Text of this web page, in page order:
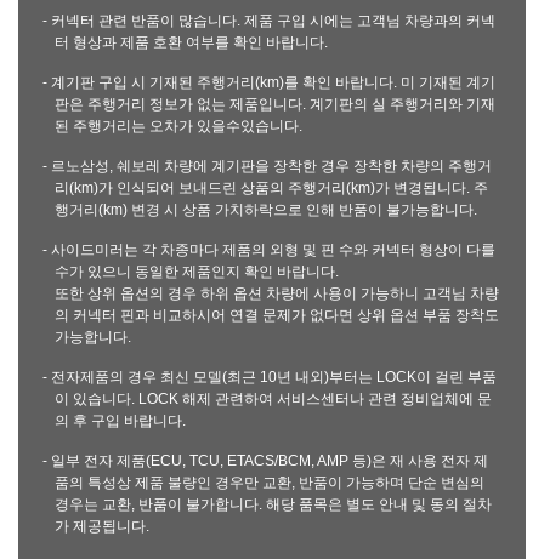
- 커넥터 관련 반품이 많습니다. 제품 구입 시에는 고객님 차량과의 커넥
터 형상과 제품 호환 여부를 확인 바랍니다.
- 계기판 구입 시 기재된 주행거리(km)를 확인 바랍니다. 미 기재된 계기
판은 주행거리 정보가 없는 제품입니다. 계기판의 실 주행거리와 기재
된 주행거리는 오차가 있을수있습니다.
- 르노삼성, 쉐보레 차량에 계기판을 장착한 경우 장착한 차량의 주행거
리(km)가 인식되어 보내드린 상품의 주행거리(km)가 변경됩니다. 주
행거리(km) 변경 시 상품 가치하락으로 인해 반품이 불가능합니다.
- 사이드미러는 각 차종마다 제품의 외형 및 핀 수와 커넥터 형상이 다를
수가 있으니 동일한 제품인지 확인 바랍니다.
또한 상위 옵션의 경우 하위 옵션 차량에 사용이 가능하니 고객님 차량
의 커넥터 핀과 비교하시어 연결 문제가 없다면 상위 옵션 부품 장착도
가능합니다.
- 전자제품의 경우 최신 모델(최근 10년 내외)부터는 LOCK이 걸린 부품
이 있습니다. LOCK 해제 관련하여 서비스센터나 관련 정비업체에 문
의 후 구입 바랍니다.
- 일부 전자 제품(ECU, TCU, ETACS/BCM, AMP 등)은 재 사용 전자 제
품의 특성상 제품 불량인 경우만 교환, 반품이 가능하며 단순 변심의
경우는 교환, 반품이 불가합니다. 해당 품목은 별도 안내 및 동의 절차
가 제공됩니다.